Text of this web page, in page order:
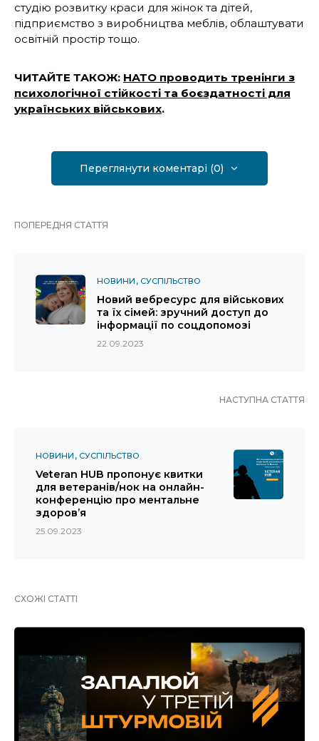
студію розвитку краси для жінок та дітей,
підприємство з виробництва меблів, облаштувати
освітній простір тощо.
ЧИТАЙТЕ ТАКОЖ: НАТО проводить тренінги з
психологічної стійкості та боєздатності для
українських військових.
Переглянути коментарі (0)
ПОПЕРЕДНЯ СТАТТЯ
НОВИНИ СУСПІЛЬСТВО
Новий вебресурс для військових
та їх сімей: зручний доступ до
інформації по соцдопомозі
22.09.2023
НАСТУПНА СТАТТЯ
НОВИНИ СУСПІЛЬСТВО
Veteran HUB пропонує квитки
для ветеранів/нок на онлайн-
конференцію про ментальне
здоров’я
25.09.2023
СХОЖІ СТАТТІ